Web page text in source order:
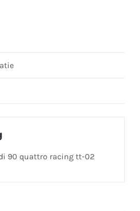
90 quattro racing tt-02